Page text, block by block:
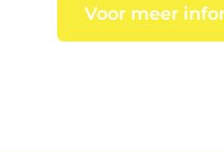
Voor meer